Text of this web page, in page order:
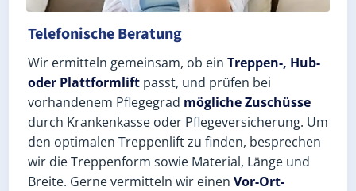
Telefonische Beratung
Wir ermitteln gemeinsam, ob ein Treppen-, Hub-
oder Plattformlift passt, und prüfen bei
vorhandenem Pflegegrad mögliche Zuschüsse
durch Krankenkasse oder Pflegeversicherung. Um
den optimalen Treppenlift zu finden, besprechen
wir die Treppenform sowie Material, Länge und
Breite. Gerne vermitteln wir einen Vor-Ort-